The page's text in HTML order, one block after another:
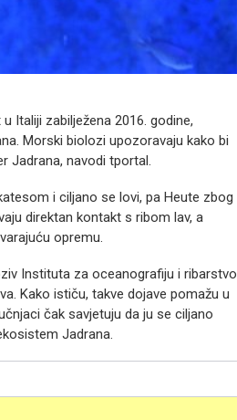
Italiji zabilježena 2016. godine,
Morski biolozi upozoravaju kako bi
Jadrana, navodi tportal.
i ciljano se lovi, pa Heute zbog
direktan kontakt s ribom lav, a
opremu.
Instituta za oceanografiju i ribarstvo
Kako ističu, takve dojave pomažu u
čak savjetuju da ju se ciljano
Jadrana.